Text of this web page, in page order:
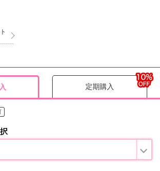
定期購入